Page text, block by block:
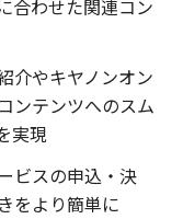
合わせた関連コン
介やキヤノンオン
ンテンツへのスム
実現
ビスの申込・決
をより簡単に